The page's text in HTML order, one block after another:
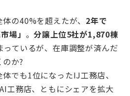
の40%を超えたが、 2年で
場」 。分譲上位5社が1,870棟
っているが、在庫調整が済んだ
か?
でも1位になったIJ工務店、
工務店、ともにシェアを拡大